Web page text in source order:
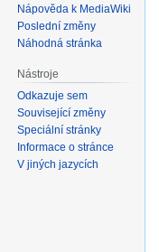
Nápověda k MediaWiki
Poslední změny
Náhodná stránka
Nástroje
Odkazuje sem
Související změny
Speciální stránky
Informace o stránce
V jiných jazycích